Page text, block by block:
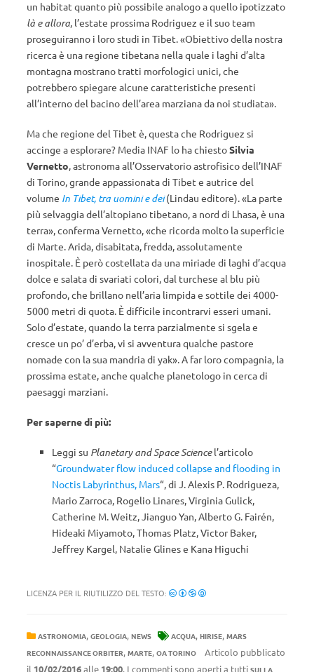
un habitat quanto più possibile analogo a quello ipotizzato
là e allora, l’estate prossima Rodriguez e il suo team
proseguiranno i loro studi in Tibet. «Obiettivo della nostra
ricerca è una regione tibetana nella quale i laghi d’alta
montagna mostrano tratti morfologici unici, che
potrebbero spiegare alcune caratteristiche presenti
all’interno del bacino dell’area marziana da noi studiata».
Ma che regione del Tibet è, questa che Rodriguez si
accinge a esplorare? Media INAF lo ha chiestoSilvia
Vernetto, astronoma all’Osservatorio astrofisico dell’INAF
di Torino, grande appassionata di Tibet e autrice del
volume In Tibet, tra uomini e dei(Lindau editore). «La parte
più selvaggia dell’altopiano tibetano, a nord di Lhasa, è una
terra», conferma Vernetto, «che ricorda molto la superficie
di Marte. Arida, disabitata, fredda, assolutamente
inospitale. È però costellata da una miriade di laghi d’acqua
dolce e salata di svariati colori, dal turchese al blu più
profondo, che brillano nell’aria limpida e sottile dei 4000-
5000 metri di quota. È difficile incontrarvi esseri umani.
Solo d’estate, quando la terra parzialmente si sgela e
cresce un po’ d’erba, vi si avventura qualche pastore
nomade con la sua mandria di yak». A far loro compagnia, la
prossima estate, anche qualche planetologo in cerca di
paesaggi marziani.
Per saperne di più:
Leggi su Planetary and Space Sciencel’articolo
“Groundwater flow induced collapse and flooding in
Noctis Labyrinthus, Mars“, di J. Alexis P. Rodrigueza,
Mario Zarroca, Rogelio Linares, Virginia Gulick,
Catherine M. Weitz, Jianguo Yan, Alberto G. Fairén,
Hideaki Miyamoto, Thomas Platz, Victor Baker,
Jeffrey Kargel, Natalie Glines e Kana Higuchi
LICENZA PER IL RIUTILIZZO DEL TESTO:
ASTRONOMIA, GEOLOGIA, NEWS ACQUA, HIRISE, MARS
RECONNAISSANCE ORBITER, MARTE, OA TORINO
Articolo pubblicato
il 10/02/2016alle 19:00. I commenti sono aperti a tutti SULLA